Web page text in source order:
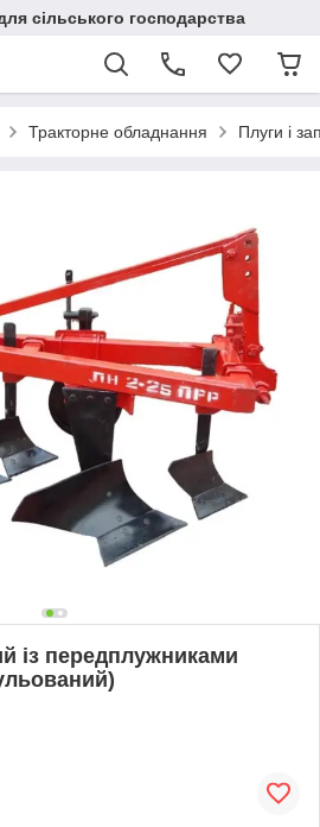
сільського господарства
Тракторне обладнання Плуги і
із передплужниками